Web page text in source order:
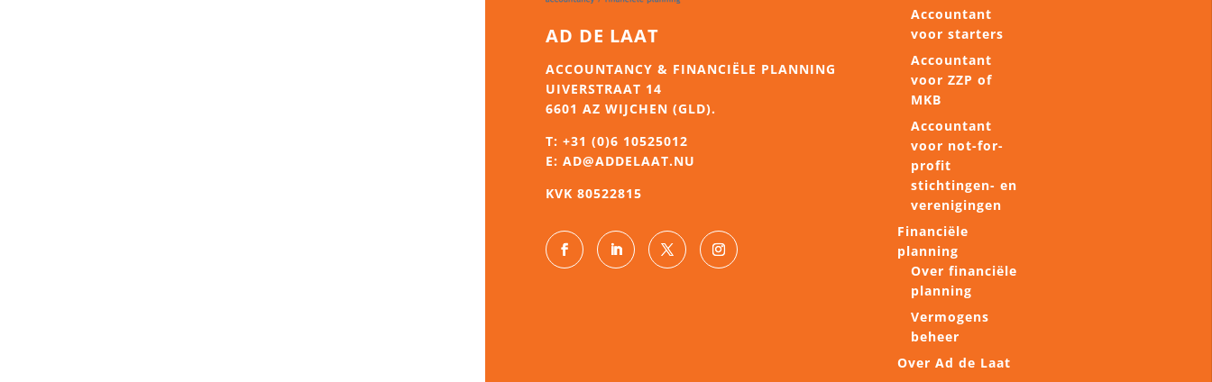
AD DE LAAT
ACCOUNTANCY & FINANCIËLE PLANNING
UIVERSTRAAT 14
6601 AZ WIJCHEN (GLD).
T: +31 (0)6 10525012
E: AD@ADDELAAT.NU
KVK 80522815
Accountant
voor starters
Accountant
voor ZZP of
MKB
Accountant
voor not-for-
profit
stichtingen- en
verenigingen
Financiële
planning
Over financiële
planning
Vermogens
beheer
Over Ad de Laat